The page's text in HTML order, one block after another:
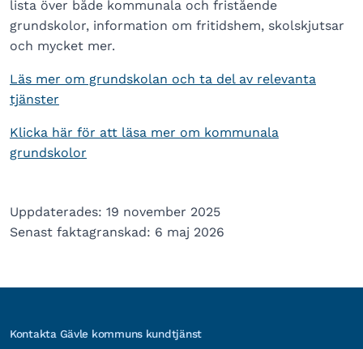
lista över både kommunala och fristående
grundskolor, information om fritidshem, skolskjutsar
och mycket mer.
Läs mer om grundskolan och ta del av relevanta
tjänster
Klicka här för att läsa mer om kommunala
grundskolor
Uppdaterades: 19 november 2025
Senast faktagranskad: 6 maj 2026
Kontakta Gävle kommuns kundtjänst